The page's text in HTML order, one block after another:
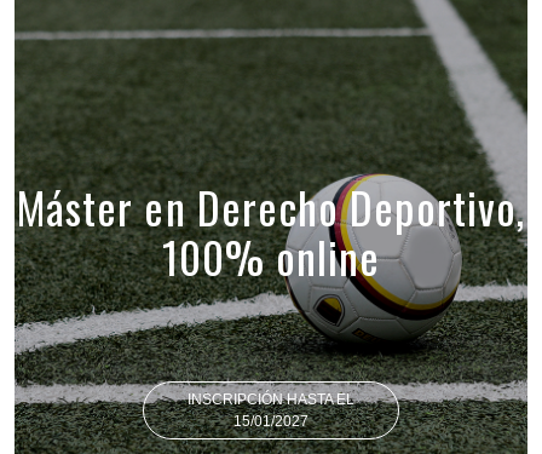
Máster en Derecho Deportivo,
100% online
INSCRIPCIÓN HASTA EL
15/01/2027